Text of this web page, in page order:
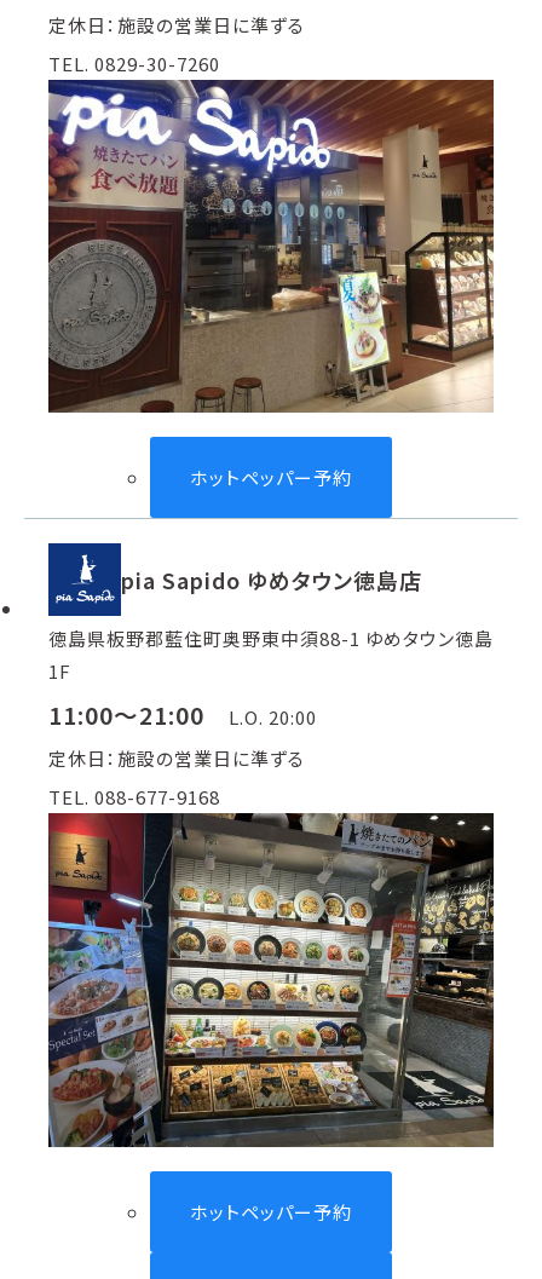
定休日：施設の営業日に準ずる
TEL. 0829-30-7260
ホットペッパー予約
pia Sapido ゆめタウン徳島店
徳島県板野郡藍住町奥野東中須88-1 ゆめタウン徳島
1F
11:00～21:00
L.O. 20:00
定休日：施設の営業日に準ずる
TEL. 088-677-9168
ホットペッパー予約